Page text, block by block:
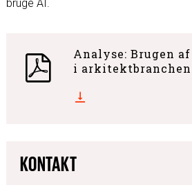
bruge AI.
Analyse: Brugen
i arkitektbranchen
KONTAKT